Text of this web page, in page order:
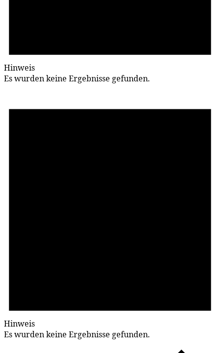
Hinweis
Es wurden keine Ergebnisse gefunden.
Hinweis
Es wurden keine Ergebnisse gefunden.